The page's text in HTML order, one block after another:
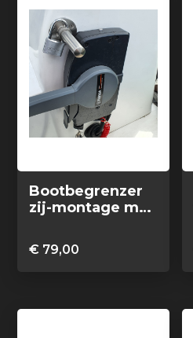
Bootbegrenzer
zij-montage met
€ 79,00